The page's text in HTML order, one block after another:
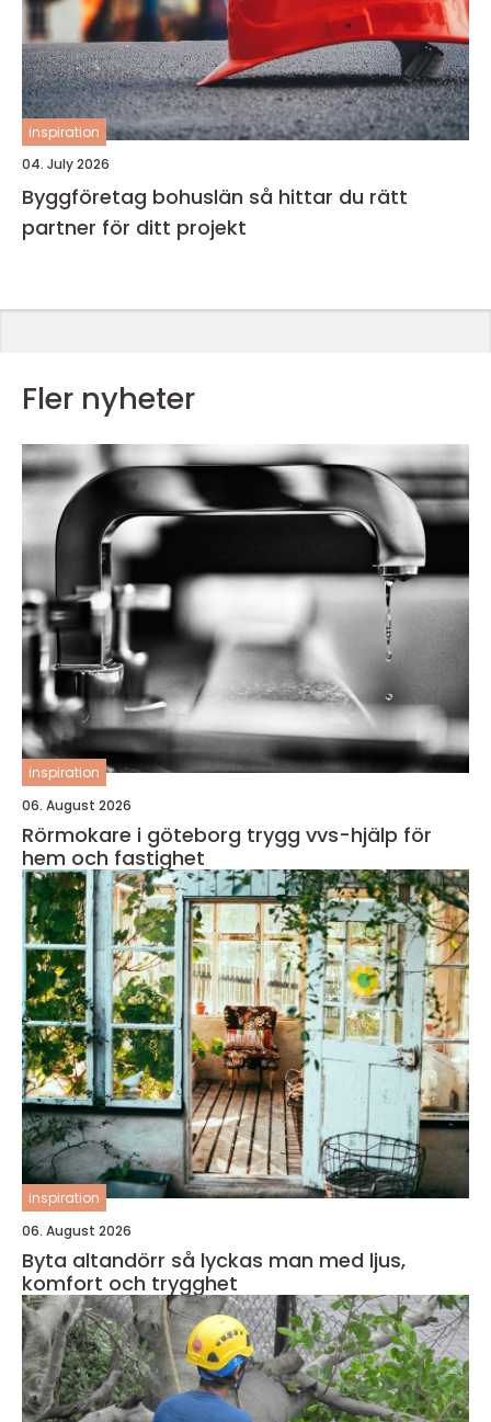
inspiration
04. July 2026
Byggföretag bohuslän så hittar du rätt
partner för ditt projekt
Fler nyheter
inspiration
06. August 2026
Rörmokare i göteborg trygg vvs-hjälp för
hem och fastighet
inspiration
06. August 2026
Byta altandörr så lyckas man med ljus,
komfort och trygghet